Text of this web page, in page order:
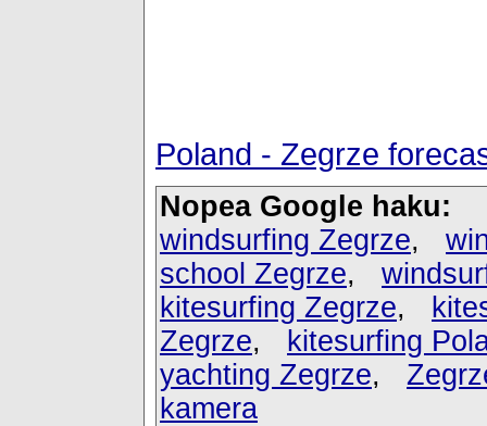
Poland - Zegrze
Nopea Google haku:
windsurfing Zegrze,
school Zegrze,
kitesurfing Zegrze,
Zegrze,
kitesurfing
yachting Zegrze,
kamera